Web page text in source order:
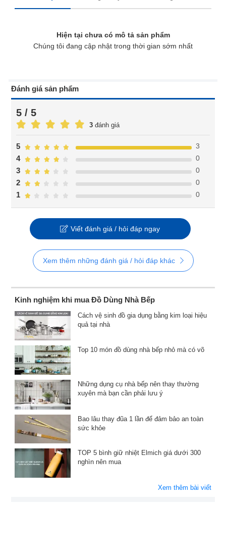
Hiện tại chưa có mô tả sản phẩm
Chúng tôi đang cập nhật trong thời gian sớm nhất
Đánh giá sản phẩm
5 / 5
3 đánh giá
1 0
2 0
3 0
4 0
5 3
Viết đánh giá / hỏi đáp ngay
Xem thêm những đánh giá / hỏi đáp khác
Kinh nghiệm khi mua Đồ Dùng Nhà Bếp
Cách vệ sinh đồ gia dụng bằng kim loại hiệu
quả tại nhà
Top 10 món đồ dùng nhà bếp nhỏ mà có võ
Những dụng cụ nhà bếp nên thay thường
xuyên mà bạn cần phải lưu ý
Bao lâu thay đũa 1 lần để đảm bảo an toàn
sức khỏe
TOP 5 bình giữ nhiệt Elmich giá dưới 300
nghìn nên mua
Xem thêm bài viết